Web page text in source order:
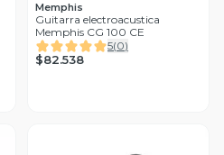
Memphis
Guitarra electroacustica
Memphis CG 100 CE
5(0)
$82.538